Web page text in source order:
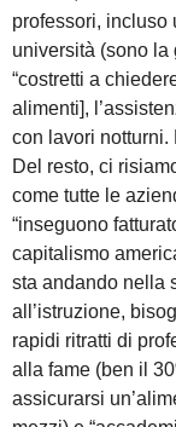
professori, incluso
università (sono la
“costretti a
alimenti],
con lavori notturni.
Del resto, ci
come tutte le
“inseguono
capitalismo
sta andando nella
all’istruzione,
rapidi ritratti di
alla fame (ben il
assicurarsi